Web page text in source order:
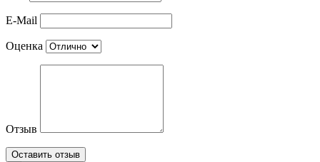
E-Mail
Оценка
Отзыв
Оставить отзыв